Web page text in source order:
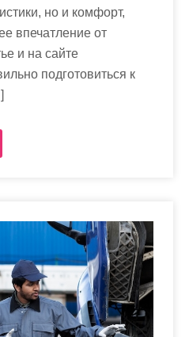
но и комфорт,
впечатление от
и на сайте
подготовиться к